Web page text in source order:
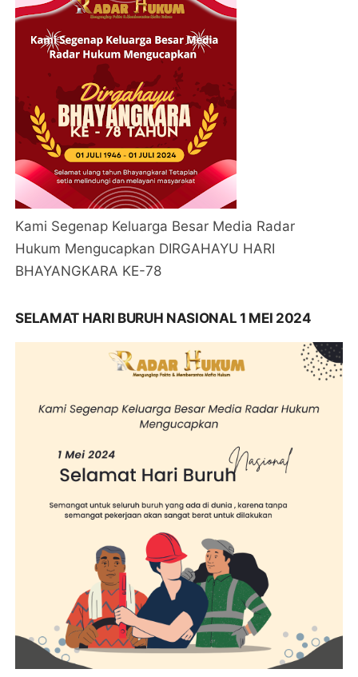
Kami Segenap Keluarga Besar Media Radar
Hukum Mengucapkan DIRGAHAYU HARI
BHAYANGKARA KE-78
SELAMAT HARI BURUH NASIONAL 1 MEI 2024